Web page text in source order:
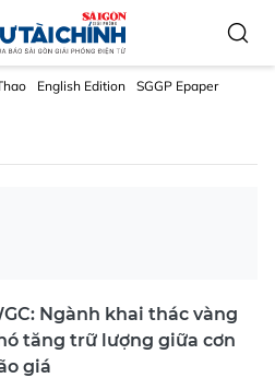
English Edition SGGP Epaper
Ngành khai thác vàng
tăng trữ lượng giữa cơn
giá